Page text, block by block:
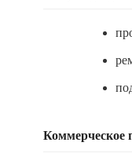
Коммерческое